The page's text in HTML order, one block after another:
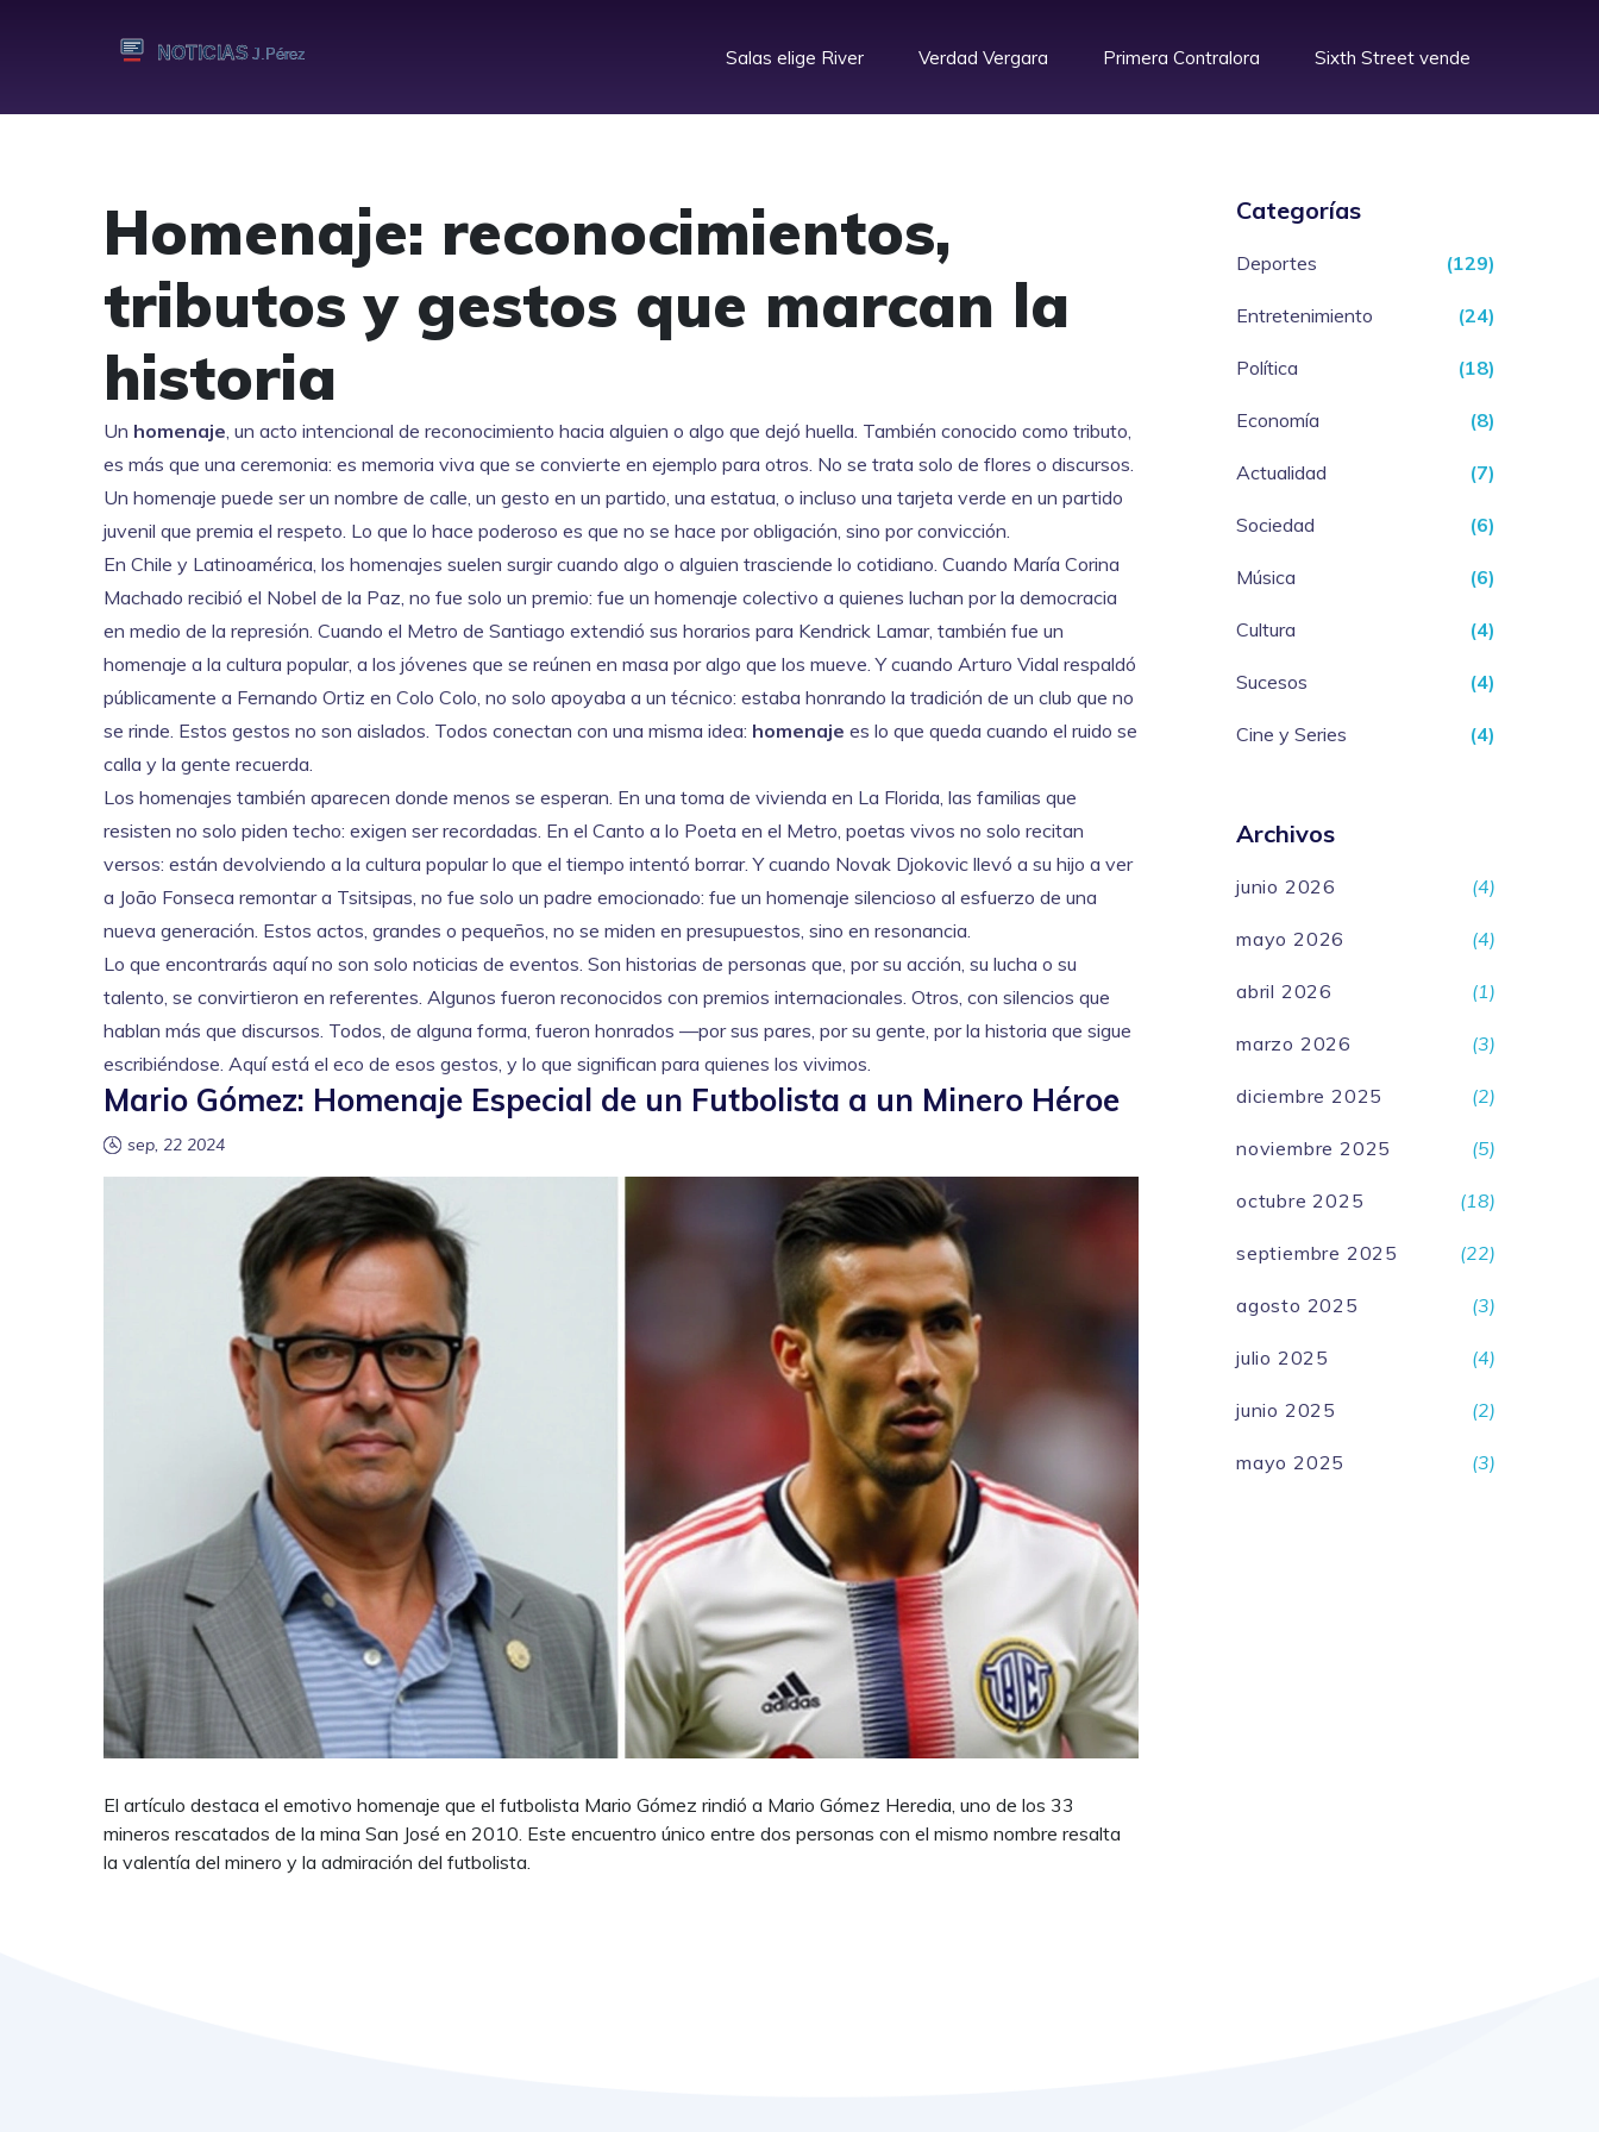
Salas elige River Verdad Vergara Primera Contralora Sixth Street vende
Homenaje: reconocimientos,
tributos y gestos que marcan la
historia
Un homenaje, un acto intencional de reconocimiento hacia alguien o algo que dejó huella. También conocido como tributo,
es más que una ceremonia: es memoria viva que se convierte en ejemplo para otros. No se trata solo de flores o discursos.
Un homenaje puede ser un nombre de calle, un gesto en un partido, una estatua, o incluso una tarjeta verde en un partido
juvenil que premia el respeto. Lo que lo hace poderoso es que no se hace por obligación, sino por convicción.
En Chile y Latinoamérica, los homenajes suelen surgir cuando algo o alguien trasciende lo cotidiano. Cuando María Corina
Machado recibió el Nobel de la Paz, no fue solo un premio: fue un homenaje colectivo a quienes luchan por la democracia
en medio de la represión. Cuando el Metro de Santiago extendió sus horarios para Kendrick Lamar, también fue un
homenaje a la cultura popular, a los jóvenes que se reúnen en masa por algo que los mueve. Y cuando Arturo Vidal respaldó
públicamente a Fernando Ortiz en Colo Colo, no solo apoyaba a un técnico: estaba honrando la tradición de un club que no
se rinde. Estos gestos no son aislados. Todos conectan con una misma idea: homenaje es lo que queda cuando el ruido se
calla y la gente recuerda.
Los homenajes también aparecen donde menos se esperan. En una toma de vivienda en La Florida, las familias que
resisten no solo piden techo: exigen ser recordadas. En el Canto a lo Poeta en el Metro, poetas vivos no solo recitan
versos: están devolviendo a la cultura popular lo que el tiempo intentó borrar. Y cuando Novak Djokovic llevó a su hijo a ver
a João Fonseca remontar a Tsitsipas, no fue solo un padre emocionado: fue un homenaje silencioso al esfuerzo de una
nueva generación. Estos actos, grandes o pequeños, no se miden en presupuestos, sino en resonancia.
Lo que encontrarás aquí no son solo noticias de eventos. Son historias de personas que, por su acción, su lucha o su
talento, se convirtieron en referentes. Algunos fueron reconocidos con premios internacionales. Otros, con silencios que
hablan más que discursos. Todos, de alguna forma, fueron honrados —por sus pares, por su gente, por la historia que sigue
escribiéndose. Aquí está el eco de esos gestos, y lo que significan para quienes los vivimos.
Mario Gómez: Homenaje Especial de un Futbolista a un Minero Héroe
sep, 22 2024
El artículo destaca el emotivo homenaje que el futbolista Mario Gómez rindió a Mario Gómez Heredia, uno de los 33
mineros rescatados de la mina San José en 2010. Este encuentro único entre dos personas con el mismo nombre resalta
la valentía del minero y la admiración del futbolista.
Categorías
Deportes (129)
Entretenimiento (24)
Política (18)
Economía (8)
Actualidad (7)
Sociedad (6)
Música (6)
Cultura (4)
Sucesos (4)
Cine y Series (4)
Archivos
junio 2026 (4)
mayo 2026 (4)
abril 2026 (1)
marzo 2026 (3)
diciembre 2025 (2)
noviembre 2025 (5)
octubre 2025 (18)
septiembre 2025 (22)
agosto 2025 (3)
julio 2025 (4)
junio 2025 (2)
mayo 2025 (3)